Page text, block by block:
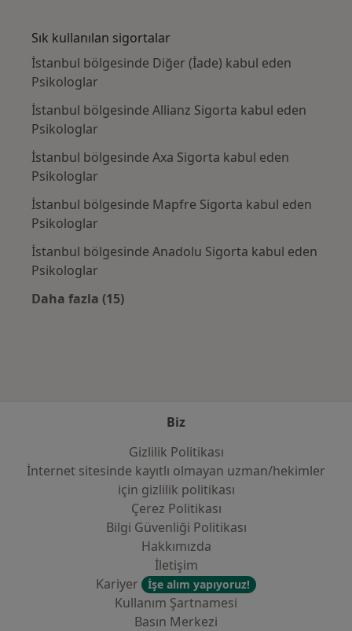
Sık kullanılan sigortalar
İstanbul bölgesinde Diğer (İade) kabul eden
Psikologlar
İstanbul bölgesinde Allianz Sigorta kabul eden
Psikologlar
İstanbul bölgesinde Axa Sigorta kabul eden
Psikologlar
İstanbul bölgesinde Mapfre Sigorta kabul eden
Psikologlar
İstanbul bölgesinde Anadolu Sigorta kabul eden
Psikologlar
Daha fazla (15)
Biz
Gizlilik Politikası
İnternet sitesinde kayıtlı olmayan uzman/hekimler
i̇çin gizlilik politikası
Çerez Politikası
Bilgi Güvenliği Politikası
Hakkımızda
İletişim
Kariyer
İşe alım yapıyoruz!
Kullanım Şartnamesi
Basın Merkezi